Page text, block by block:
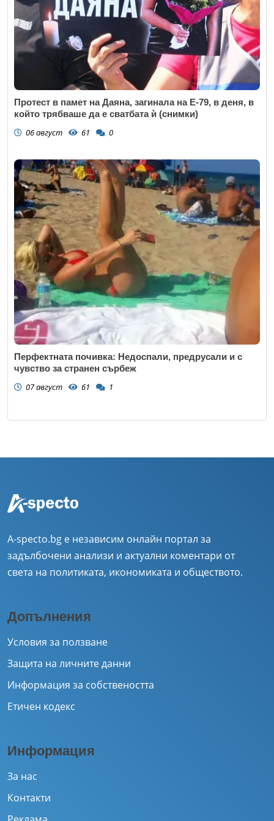
Протест в памет на Даяна, загинала на Е-79, в деня, в
който трябваше да е сватбата ѝ (снимки)
06 август 61 0
Перфектната почивка: Недоспали, предрусали и с
чувство за странен сърбеж
07 август 61 1
A-specto.bg е независим онлайн портал за
задълбочени анализи и актуални коментари от
света на политиката, икономиката и обществото.
Допълнения
Условия за ползване
Защита на личните данни
Информация за собствеността
Етичен кодекс
Информация
За нас
Контакти